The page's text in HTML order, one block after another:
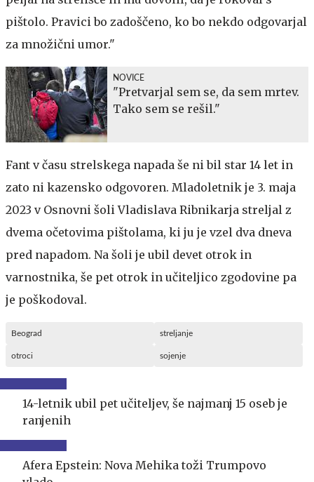
pištolo. Pravici bo zadoščeno, ko bo nekdo odgovarjal
za množični umor."
NOVICE
"Pretvarjal sem se, da sem mrtev.
Tako sem se rešil."
Fant v času strelskega napada še ni bil star 14 let in
zato ni kazensko odgovoren. Mladoletnik je 3. maja
2023 v Osnovni šoli Vladislava Ribnikarja streljal z
dvema očetovima pištolama, ki ju je vzel dva dneva
pred napadom. Na šoli je ubil devet otrok in
varnostnika, še pet otrok in učiteljico zgodovine pa
je poškodoval.
Beograd streljanje
otroci sojenje
14-letnik ubil pet učiteljev, še najmanj 15 oseb je
ranjenih
Afera Epstein: Nova Mehika toži Trumpovo